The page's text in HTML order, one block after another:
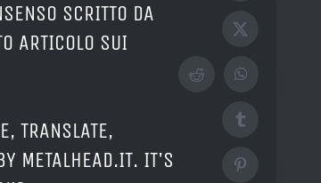
SCRITTO DA
ARTICOLO SUI
TRANSLATE,
METALHEAD.IT. IT'S
X
RedditWhatsApp
Tumblr
Pinterest